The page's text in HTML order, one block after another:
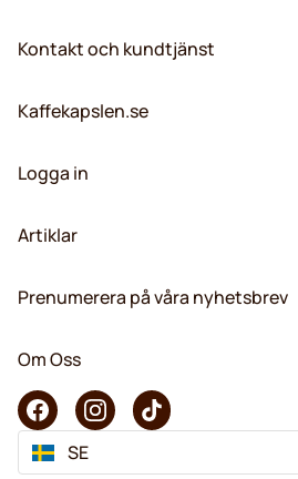
Kontakt och kundtjänst
Kaffekapslen.se
Logga in
Artiklar
Prenumerera på våra nyhetsbrev
Om Oss
SE